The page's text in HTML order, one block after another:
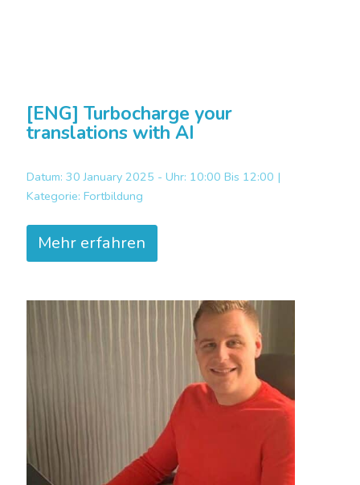
[ENG] Turbocharge your
translations with AI
Datum: 30 January 2025 - Uhr: 10:00 Bis 12:00 |
Kategorie: Fortbildung
Mehr erfahren